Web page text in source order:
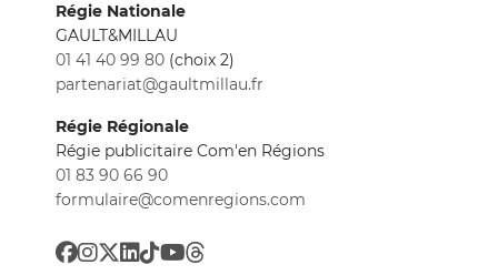
Régie Nationale
GAULT&MILLAU
01 41 40 99 80 (choix 2)
partenariat@gaultmillau.fr
Régie Régionale
Régie publicitaire Com'en Régions
01 83 90 66 90
formulaire@comenregions.com